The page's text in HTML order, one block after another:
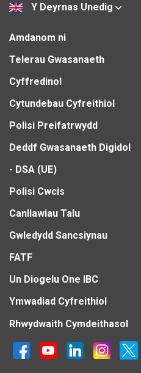
Y Deyrnas Unedig
Amdanom ni
Telerau Gwasanaeth
Cyffredinol
Cytundebau Cyfreithiol
Polisi Preifatrwydd
Deddf Gwasanaeth Digidol
- DSA (UE)
Polisi Cwcis
Canllawiau Talu
Gwledydd Sancsiynau
FATF
Un Diogelu One IBC
Ymwadiad Cyfreithiol
Rhwydwaith Cymdeithasol